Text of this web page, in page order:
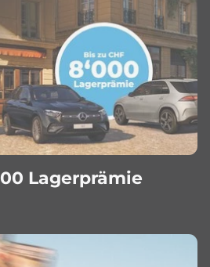
Lagerprämie